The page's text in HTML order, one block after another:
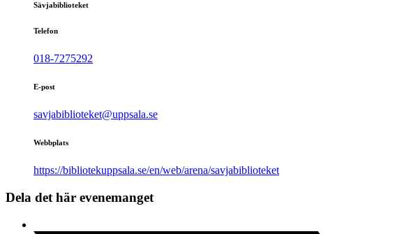
Sävjabiblioteket
Telefon
018-7275292
E-post
savjabiblioteket@uppsala.se
Webbplats
https://bibliotekuppsala.se/en/web/arena/savjabiblioteket
Dela det här evenemanget